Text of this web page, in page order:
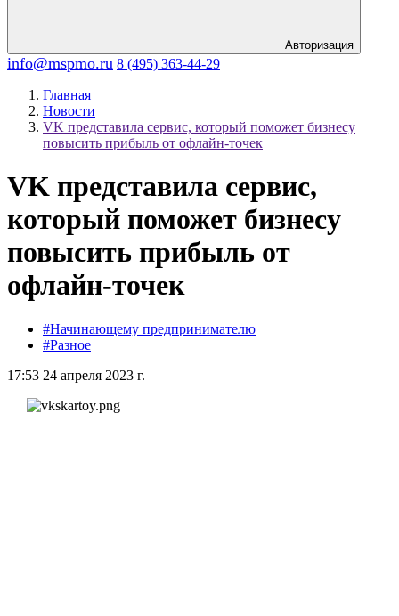
Авторизация
info@mspmo.ru 8 (495) 363-44-29
Главная
Новости
VK представила сервис, который поможет бизнесу
повысить прибыль от офлайн-точек
VK представила сервис,
который поможет бизнесу
повысить прибыль от
офлайн-точек
#Начинающему предпринимателю
#Разное
17:53 24 апреля 2023 г.